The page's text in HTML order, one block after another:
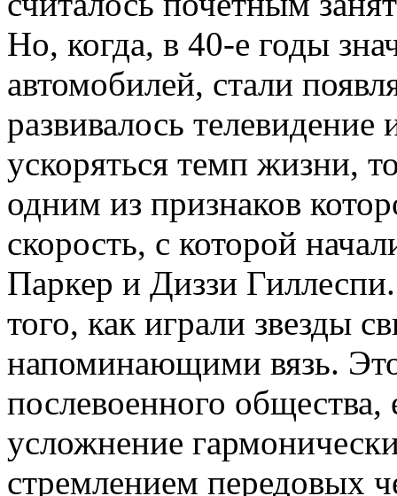
Но, когда, в 40-е годы
автомобилей, стали
развивалось телевидение
ускоряться темп жизни,
одним из признаков
скорость, с которой
Паркер и Диззи
того, как играли звезды
напоминающими вязь.
послевоенного
усложнение
стремлением передовых